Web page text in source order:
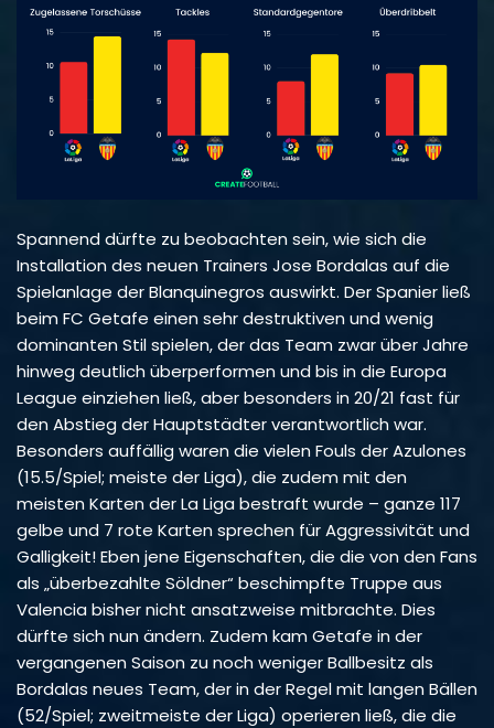
Spannend dürfte zu beobachten sein, wie sich die
Installation des neuen Trainers Jose Bordalas auf die
Spielanlage der Blanquinegros auswirkt. Der Spanier ließ
beim FC Getafe einen sehr destruktiven und wenig
dominanten Stil spielen, der das Team zwar über Jahre
hinweg deutlich überperformen und bis in die Europa
League einziehen ließ, aber besonders in 20/21 fast für
den Abstieg der Hauptstädter verantwortlich war.
Besonders auffällig waren die vielen Fouls der Azulones
(15.5/Spiel; meiste der Liga), die zudem mit den
meisten Karten der La Liga bestraft wurde – ganze 117
gelbe und 7 rote Karten sprechen für Aggressivität und
Galligkeit! Eben jene Eigenschaften, die die von den Fans
als „überbezahlte Söldner“ beschimpfte Truppe aus
Valencia bisher nicht ansatzweise mitbrachte. Dies
dürfte sich nun ändern. Zudem kam Getafe in der
vergangenen Saison zu noch weniger Ballbesitz als
Bordalas neues Team, der in der Regel mit langen Bällen
(52/Spiel; zweitmeiste der Liga) operieren ließ, die die